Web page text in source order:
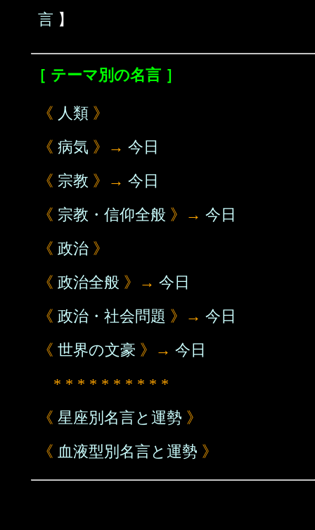
言 】
［ テーマ別の名言 ］
《 人類 》
《 病気 》→ 今日
《 宗教 》→ 今日
《 宗教・信仰全般 》→ 今日
《 政治 》
《 政治全般 》→ 今日
《 政治・社会問題 》→ 今日
《 世界の文豪 》→ 今日
* * * * * * * * * *
《 星座別名言と運勢 》
《 血液型別名言と運勢 》